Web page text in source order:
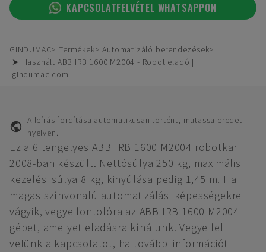
KAPCSOLATFELVÉTEL WHATSAPPON
GINDUMAC Termékek
Automatizáló berendezések
➤ Használt ABB IRB 1600 M2004 - Robot eladó |
gindumac.com
A leírás fordítása automatikusan történt, mutassa eredeti
nyelven.
Ez a 6 tengelyes ABB IRB 1600 M2004 robotkar
2008-ban készült. Nettósúlya 250 kg, maximális
kezelési súlya 8 kg, kinyúlása pedig 1,45 m. Ha
magas színvonalú automatizálási képességekre
vágyik, vegye fontolóra az ABB IRB 1600 M2004
gépet, amelyet eladásra kínálunk. Vegye fel
velünk a kapcsolatot, ha további információt